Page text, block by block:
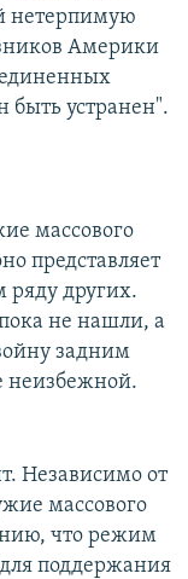
нетерпимую
Америки
быть устранен".
массового
представляет
ряду других.
не нашли, а
задним
неизбежной.
Независимо от
массового
что режим
поддержания